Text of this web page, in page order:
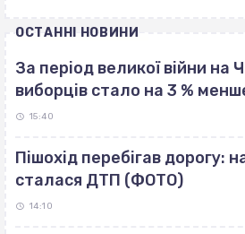
ОСТАННІ НОВИНИ
За період великої війни на
виборців стало на 3 %
15:40
Пішохід перебігав дорогу:
сталася ДТП (ФОТО)
14:10